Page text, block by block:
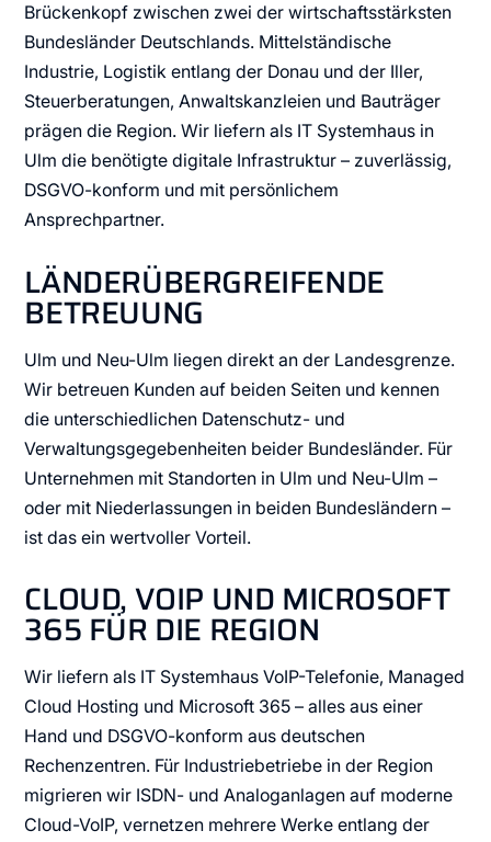
Brückenkopf zwischen zwei der wirtschaftsstärksten
Bundesländer Deutschlands. Mittelständische
Industrie, Logistik entlang der Donau und der Iller,
Steuerberatungen, Anwaltskanzleien und Bauträger
prägen die Region. Wir liefern als IT Systemhaus in
Ulm die benötigte digitale Infrastruktur – zuverlässig,
DSGVO-konform und mit persönlichem
Ansprechpartner.
LÄNDERÜBERGREIFENDE
BETREUUNG
Ulm und Neu-Ulm liegen direkt an der Landesgrenze.
Wir betreuen Kunden auf beiden Seiten und kennen
die unterschiedlichen Datenschutz- und
Verwaltungsgegebenheiten beider Bundesländer. Für
Unternehmen mit Standorten in Ulm und Neu-Ulm –
oder mit Niederlassungen in beiden Bundesländern –
ist das ein wertvoller Vorteil.
CLOUD, VOIP UND MICROSOFT
365 FÜR DIE REGION
Wir liefern als IT Systemhaus VoIP-Telefonie, Managed
Cloud Hosting und Microsoft 365 – alles aus einer
Hand und DSGVO-konform aus deutschen
Rechenzentren. Für Industriebetriebe in der Region
migrieren wir ISDN- und Analoganlagen auf moderne
Cloud-VoIP, vernetzen mehrere Werke entlang der